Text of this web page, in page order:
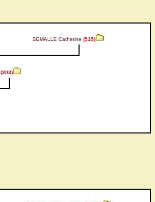
SEMALLE Catherine (515)
(303)